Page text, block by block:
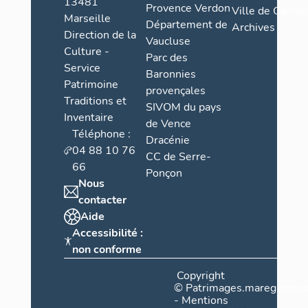
au mortier
Marseille
Direction de la
Culture -
Service
Patrimoine
Traditions et
Inventaire
Téléphone :
04 88 10 76
66
Nous
contacter
Aide
Accessibilité :
non conforme
Provence Verdon
Département de
Vaucluse
Parc des
Baronnies
provençales
SIVOM du pays
de Vence
Dracénie
CC de Serre-
Ponçon
Ville de
Archives
Copyright
©
- Mentions